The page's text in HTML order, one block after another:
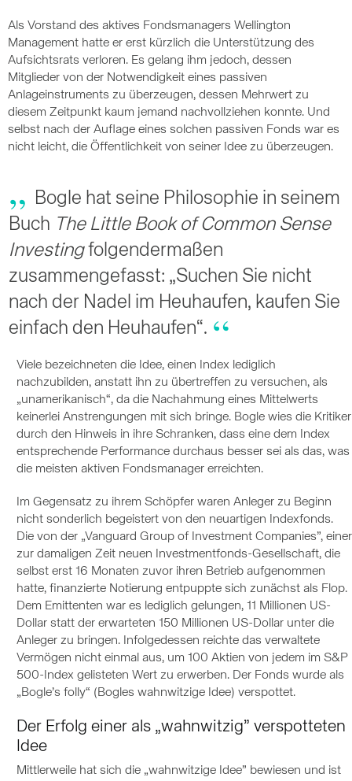
Als Vorstand des aktives Fondsmanagers Wellington
Management hatte er erst kürzlich die Unterstützung des
Aufsichtsrats verloren. Es gelang ihm jedoch, dessen
Mitglieder von der Notwendigkeit eines passiven
Anlageinstruments zu überzeugen, dessen Mehrwert zu
diesem Zeitpunkt kaum jemand nachvollziehen konnte. Und
selbst nach der Auflage eines solchen passiven Fonds war es
nicht leicht, die Öffentlichkeit von seiner Idee zu überzeugen.
Bogle hat seine Philosophie in seinem
Buch The Little Book of Common Sense
Investingfolgendermaßen
zusammengefasst: „Suchen Sie nicht
nach der Nadel im Heuhaufen, kaufen Sie
einfach den Heuhaufen“.
Viele bezeichneten die Idee, einen Index lediglich
nachzubilden, anstatt ihn zu übertreffen zu versuchen, als
„unamerikanisch“, da die Nachahmung eines Mittelwerts
keinerlei Anstrengungen mit sich bringe. Bogle wies die Kritiker
durch den Hinweis in ihre Schranken, dass eine dem Index
entsprechende Performance durchaus besser sei als das, was
die meisten aktiven Fondsmanager erreichten.
Im Gegensatz zu ihrem Schöpfer waren Anleger zu Beginn
nicht sonderlich begeistert von den neuartigen Indexfonds.
Die von der „Vanguard Group of Investment Companies”, einer
zur damaligen Zeit neuen Investmentfonds-Gesellschaft, die
selbst erst 16 Monaten zuvor ihren Betrieb aufgenommen
hatte, finanzierte Notierung entpuppte sich zunächst als Flop.
Dem Emittenten war es lediglich gelungen, 11 Millionen US-
Dollar statt der erwarteten 150 Millionen US-Dollar unter die
Anleger zu bringen. Infolgedessen reichte das verwaltete
Vermögen nicht einmal aus, um 100 Aktien von jedem im S&P
500-Index gelisteten Wert zu erwerben. Der Fonds wurde als
„Bogle’s folly“ (Bogles wahnwitzige Idee) verspottet.
Der Erfolg einer als „wahnwitzig” verspotteten
Idee
Mittlerweile hat sich die „wahnwitzige Idee” bewiesen und ist